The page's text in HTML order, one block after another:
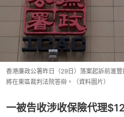
香港廉政公署昨日（29日）落案起訴前滙
將在東區裁判法院答辯。（資料圖片）
一被告收涉收保險代理